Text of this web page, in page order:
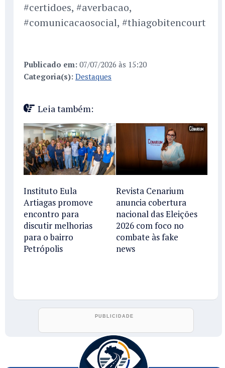
#certidoes, #averbacao,
#comunicacaosocial, #thiagobitencourt
Publicado em: 07/07/2026 às 15:20
Categoria(s): Destaques
Leia também:
Instituto Eula
Artiagas promove
encontro para
discutir melhorias
para o bairro
Petrópolis
Revista Cenarium
anuncia cobertura
nacional das Eleições
2026 com foco no
combate às fake
news